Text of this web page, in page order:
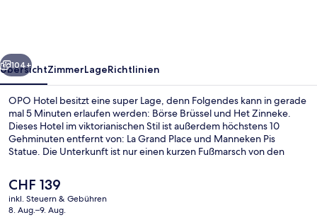
Weiter
104+
ÜbersichtZimmerLageRichtlinien
OPO Hotel besitzt eine super Lage, denn Folgendes kann in gerade
mal 5 Minuten erlaufen werden: Börse Brüssel und Het Zinneke.
Dieses Hotel im viktorianischen Stil ist außerdem höchstens 10
Gehminuten entfernt von: La Grand Place und Manneken Pis
Statue. Die Unterkunft ist nur einen kurzen Fußmarsch von den
Minuten (Station Bourse-Beurs) bzw. 5 Minuten (Station Sainte-
Catherine/Sint-Katelijn).
Der
aktuelle
Preis
CHF 139
inkl. Steuern & Gebühren
8. Aug.–9. Aug.